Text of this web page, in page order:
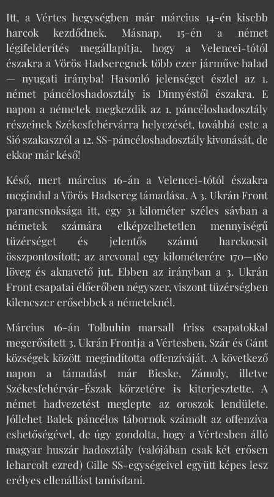
Itt, a Vértes hegységben már március 14-én kisebb
harcok kezdődnek. Másnap, 15-én a német
légifelderítés megállapítja, hogy a Velencei-tótól
északra a Vörös Hadseregnek több ezer járműve halad
— nyugati irányba! Hasonló jelenséget észlel az 1.
német páncéloshadosztály is Dinnyéstől északra. E
napon a németek megkezdik az 1. páncéloshadosztály
részeinek Székesfehérvárra helyezését, továbbá este a
Sió szakaszról a 12. SS-páncéloshadosztály kivonását, de
ekkor már késő!
Késő, mert március 16-án a Velencei-tótól északra
megindul a Vörös Hadsereg támadása. A 3. Ukrán Front
parancsnoksága itt, egy 31 kilométer széles sávban a
németek számára elképzelhetetlen mennyiségű
tüzérséget és jelentős számú harckocsit
összpontosított; az arcvonal egy kilométerére 170—180
löveg és aknavető jut. Ebben az irányban a 3. Ukrán
Front csapatai élőerőben négyszer, viszont tüzérségben
kilencszer erősebbek a németeknél.
Március 16-án Tolbuhin marsall friss csapatokkal
megerősített 3. Ukrán Frontja a Vértesben, Szár és Gánt
községek között megindította offenzíváját. A következő
napon a támadást már Bicske, Zámoly, illetve
Székesfehérvár-Észak körzetére is kiterjesztette. A
német hadvezetést meglepte az oroszok lendülete.
Jóllehet Balek páncélos tábornok számolt az offenzíva
eshetőségével, de úgy gondolta, hogy a Vértesben álló
magyar huszár hadosztály (valójában csak két erősen
leharcolt ezred) Gille SS-egységeivel együtt képes lesz
erélyes ellenállást tanúsítani.